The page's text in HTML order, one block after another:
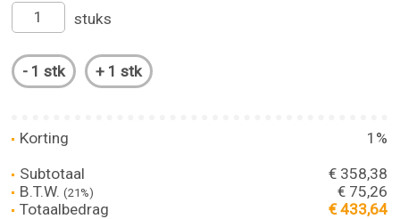
stuks
Korting
1%
Subtotaal
€ 358,38
B.T.W.(21%)
€ 75,26
Totaalbedrag
€ 433,64